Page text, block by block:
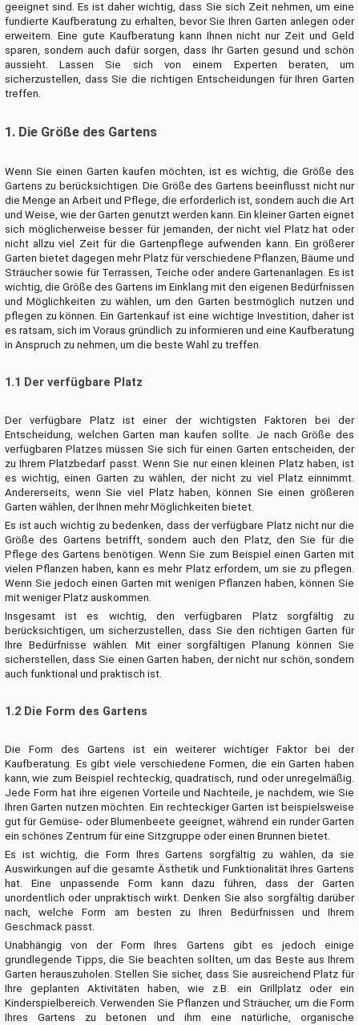
geeignet sind. Es ist daher wichtig, dass Sie sich Zeit nehmen, um eine
fundierte Kaufberatung zu erhalten, bevor Sie Ihren Garten anlegen oder
erweitern. Eine gute Kaufberatung kann Ihnen nicht nur Zeit und Geld
sparen, sondern auch dafür sorgen, dass Ihr Garten gesund und schön
aussieht. Lassen Sie sich von einem Experten beraten, um
sicherzustellen, dass Sie die richtigen Entscheidungen für Ihren Garten
treffen.
1. Die Größe des Gartens
Wenn Sie einen Garten kaufen möchten, ist es wichtig, die Größe des
Gartens zu berücksichtigen. Die Größe des Gartens beeinflusst nicht nur
die Menge an Arbeit und Pflege, die erforderlich ist, sondern auch die Art
und Weise, wie der Garten genutzt werden kann. Ein kleiner Garten eignet
sich möglicherweise besser für jemanden, der nicht viel Platz hat oder
nicht allzu viel Zeit für die Gartenpflege aufwenden kann. Ein größerer
Garten bietet dagegen mehr Platz für verschiedene Pflanzen, Bäume und
Sträucher sowie für Terrassen, Teiche oder andere Gartenanlagen. Es ist
wichtig, die Größe des Gartens im Einklang mit den eigenen Bedürfnissen
und Möglichkeiten zu wählen, um den Garten bestmöglich nutzen und
pflegen zu können. Ein Gartenkauf ist eine wichtige Investition, daher ist
es ratsam, sich im Voraus gründlich zu informieren und eine Kaufberatung
in Anspruch zu nehmen, um die beste Wahl zu treffen.
1.1 Der verfügbare Platz
Der verfügbare Platz ist einer der wichtigsten Faktoren bei der
Entscheidung, welchen Garten man kaufen sollte. Je nach Größe des
verfügbaren Platzes müssen Sie sich für einen Garten entscheiden, der
zu Ihrem Platzbedarf passt. Wenn Sie nur einen kleinen Platz haben, ist
es wichtig, einen Garten zu wählen, der nicht zu viel Platz einnimmt.
Andererseits, wenn Sie viel Platz haben, können Sie einen größeren
Garten wählen, der Ihnen mehr Möglichkeiten bietet.
Es ist auch wichtig zu bedenken, dass der verfügbare Platz nicht nur die
Größe des Gartens betrifft, sondern auch den Platz, den Sie für die
Pflege des Gartens benötigen. Wenn Sie zum Beispiel einen Garten mit
vielen Pflanzen haben, kann es mehr Platz erfordern, um sie zu pflegen.
Wenn Sie jedoch einen Garten mit wenigen Pflanzen haben, können Sie
mit weniger Platz auskommen.
Insgesamt ist es wichtig, den verfügbaren Platz sorgfältig zu
berücksichtigen, um sicherzustellen, dass Sie den richtigen Garten für
Ihre Bedürfnisse wählen. Mit einer sorgfältigen Planung können Sie
sicherstellen, dass Sie einen Garten haben, der nicht nur schön, sondern
auch funktional und praktisch ist.
1.2 Die Form des Gartens
Die Form des Gartens ist ein weiterer wichtiger Faktor bei der
Kaufberatung. Es gibt viele verschiedene Formen, die ein Garten haben
kann, wie zum Beispiel rechteckig, quadratisch, rund oder unregelmäßig.
Jede Form hat ihre eigenen Vorteile und Nachteile, je nachdem, wie Sie
Ihren Garten nutzen möchten. Ein rechteckiger Garten ist beispielsweise
gut für Gemüse- oder Blumenbeete geeignet, während ein runder Garten
ein schönes Zentrum für eine Sitzgruppe oder einen Brunnen bietet.
Es ist wichtig, die Form Ihres Gartens sorgfältig zu wählen, da sie
Auswirkungen auf die gesamte Ästhetik und Funktionalität Ihres Gartens
hat. Eine unpassende Form kann dazu führen, dass der Garten
unordentlich oder unpraktisch wirkt. Denken Sie also sorgfältig darüber
nach, welche Form am besten zu Ihren Bedürfnissen und Ihrem
Geschmack passt.
Unabhängig von der Form Ihres Gartens gibt es jedoch einige
grundlegende Tipps, die Sie beachten sollten, um das Beste aus Ihrem
Garten herauszuholen. Stellen Sie sicher, dass Sie ausreichend Platz für
Ihre geplanten Aktivitäten haben, wie z.B. ein Grillplatz oder ein
Kinderspielbereich. Verwenden Sie Pflanzen und Sträucher, um die Form
Ihres Gartens zu betonen und ihm eine natürliche, organische